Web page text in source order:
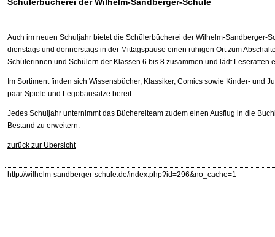
Auch im neuen Schuljahr bietet die Schülerbücherei der Wilhelm-Sandberger-
dienstags und donnerstags in der Mittagspause einen ruhigen Ort zum
Schülerinnen und Schülern der Klassen 6 bis 8 zusammen und lädt
Im Sortiment finden sich Wissensbücher, Klassiker, Comics sowie Kinder- und
paar Spiele und Legobausätze bereit.
Jedes Schuljahr unternimmt das Büchereiteam zudem einen Ausflug in die
Bestand zu erweitern.
zurück zur Übersicht
http://wilhelm-sandberger-schule.de/index.php?id=296&no_cache=1